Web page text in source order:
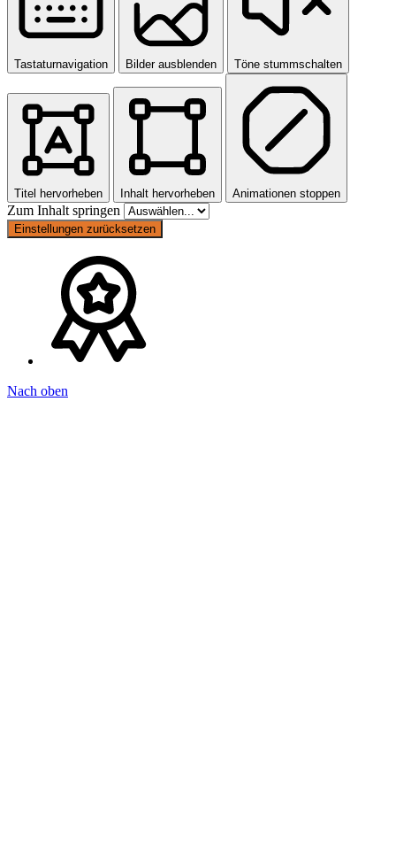
Tastaturnavigation Bilder ausblenden Töne stummschalten
Titel hervorheben Inhalt hervorheben Animationen stoppen
Zum Inhalt springen
Einstellungen zurücksetzen
Nach oben